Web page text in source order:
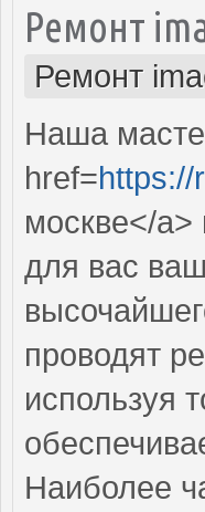
Ремонт
Ремонт
Наша
href=https://
москве</
для вас
проводят
используя
Наиболее